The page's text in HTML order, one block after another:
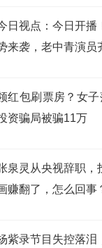
日视点：今日开播
来袭，老中青演员
红包刷票房？女子
资骗局被骗11万
泉灵从央视辞职，
赚翻了，怎么回事
紫录节目失控落泪